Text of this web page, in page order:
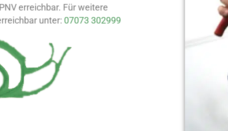
erreichbar. Für weitere
unter: 07073 302999